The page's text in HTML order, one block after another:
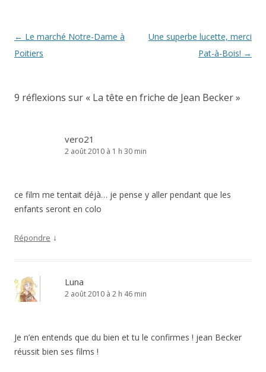
Navigation
des
← Le marché Notre-Dame à
Poitiers
Une superbe lucette, merci
Pat-à-Bois! →
9 réflexions sur « La tête en friche de Jean Becker»
vero21
2 août 2010 à 1 h 30 min
ce film me tentait déjà… je pense y aller pendant que les
enfants seront en colo
Répondre ↓
Luna
2 août 2010 à 2 h 46 min
Je n’en entends que du bien et tu le confirmes ! jean Becker
réussit bien ses films !